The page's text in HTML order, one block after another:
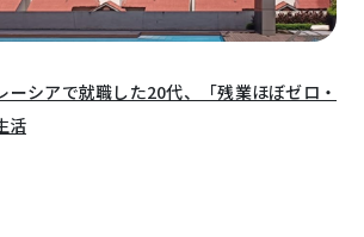
ーシアで就職した20代、「残業ほぼゼロ・
活